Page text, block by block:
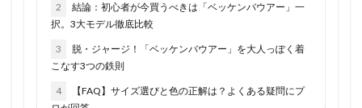
2
結論：初心者が今買うべきは「ベッケンバウアー」一
択。3大モデル徹底比較
3
脱・ジャージ！「ベッケンバウアー」を大人っぽく着
こなす3つの鉄則
4
【FAQ】サイズ選びと色の正解は？よくある疑問にプ